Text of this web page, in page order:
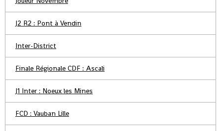
J2 R2 : Pont à Vendin
Inter-District
Finale Régionale CDF : Ascali
J1 Inter : Noeux les Mines
FCD : Vauban Lille